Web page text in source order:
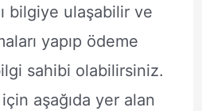
bilgiye ulaşabilir ve
yapıp ödeme
sahibi olabilirsiniz.
aşağıda yer alan